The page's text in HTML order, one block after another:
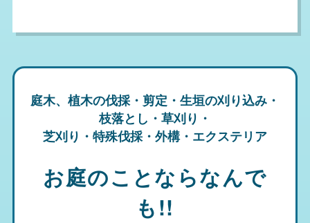
庭木、植木の伐採・剪定・生垣の刈り込み・
枝落とし・草刈り・
芝刈り・特殊伐採・外構・エクステリア
お庭のことならなんで
も!!